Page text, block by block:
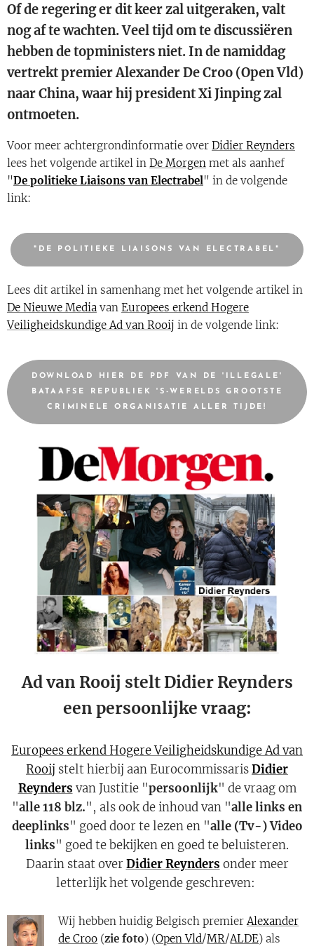
Of de regering er dit keer zal uitgeraken, valt
nog af te wachten. Veel tijd om te discussiëren
hebben de topministers niet. In de namiddag
vertrekt premier Alexander De Croo (Open Vld)
naar China, waar hij president Xi Jinping zal
ontmoeten.
Voor meer achtergrondinformatie over Didier Reynders
lees het volgende artikel in De Morgen met als aanhef
"De politieke Liaisons van Electrabel" in de volgende
link:
"DE POLITIEKE LIAISONS VAN ELECTRABEL"
Lees dit artikel in samenhang met het volgende artikel in
De Nieuwe Media van Europees erkend Hogere
Veiligheidskundige Ad van Rooij in de volgende link:
DOWNLOAD HIER DE PDF VAN DE 'ILLEGALE'
BATAAFSE REPUBLIEK 'S-WERELDS GROOTSTE
CRIMINELE ORGANISATIE ALLER TIJDE!
Ad van Rooij stelt Didier Reynders
een persoonlijke vraag:
Europees erkend Hogere Veiligheidskundige Ad van
Rooij stelt hierbij aan EurocommissarisDidier
Reynders van Justitie "persoonlijk" de vraag om
"alle 118 blz.", als ook de inhoud van "alle links en
deeplinks" goed door te lezen en "alle (Tv-) Video
links" goed te bekijken en goed te beluisteren.
Daarin staat overDidier Reynders onder meer
letterlijk het volgende geschreven:
Wij hebben huidig Belgisch premier Alexander
de Croo (zie foto) (Open Vld/MR/ALDE) als